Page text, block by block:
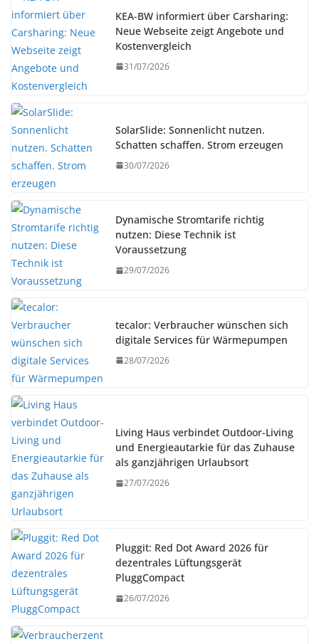
KEA-BW informiert über Carsharing:
Neue Webseite zeigt Angebote und
Kostenvergleich
31/07/2026
SolarSlide: Sonnenlicht nutzen.
Schatten schaffen. Strom erzeugen
30/07/2026
Dynamische Stromtarife richtig
nutzen: Diese Technik ist
Voraussetzung
29/07/2026
tecalor: Verbraucher wünschen sich
digitale Services für Wärmepumpen
28/07/2026
Living Haus verbindet Outdoor-Living
und Energieautarkie für das Zuhause
als ganzjährigen Urlaubsort
27/07/2026
Pluggit: Red Dot Award 2026 für
dezentrales Lüftungsgerät
PluggCompact
26/07/2026